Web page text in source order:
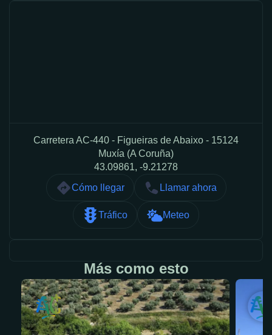
Carretera AC-440 - Figueiras de Abaixo - 15124
Muxía (A Coruña)
43.09861, -9.21278
Cómo llegar
Llamar ahora
Tráfico Meteo
Más como esto